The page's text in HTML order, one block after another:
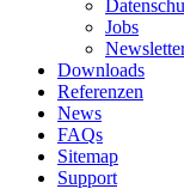
Jobs
Downloads
Referenzen
News
FAQs
Sitemap
Support